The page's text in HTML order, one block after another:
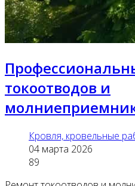
токоотводов и
Кровля, кровельные
04 марта 2026
89